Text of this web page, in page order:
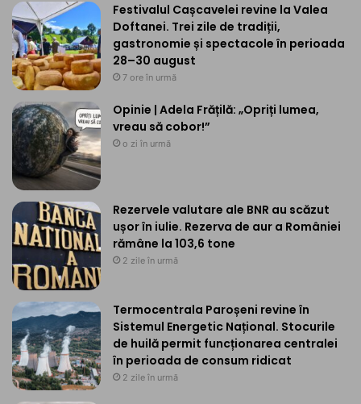
Festivalul Cașcavelei revine la Valea
Doftanei. Trei zile de tradiții,
gastronomie și spectacole în perioada
28–30 august
7 ore în urmă
Opinie | Adela Frățilă: „Opriți lumea,
vreau să cobor!”
o zi în urmă
Rezervele valutare ale BNR au scăzut
ușor în iulie. Rezerva de aur a României
rămâne la 103,6 tone
2 zile în urmă
Termocentrala Paroșeni revine în
Sistemul Energetic Național. Stocurile
de huilă permit funcționarea centralei
în perioada de consum ridicat
2 zile în urmă